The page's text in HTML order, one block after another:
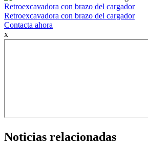
Retroexcavadora con brazo del cargador
Retroexcavadora con brazo del cargador
Contacta ahora
x
Noticias relacionadas